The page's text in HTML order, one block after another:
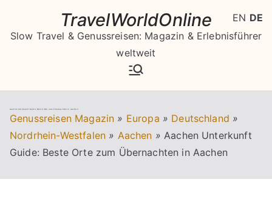
springen
TravelWorldOnline
Slow Travel & Genussreisen: Magazin & Erlebnisführer
weltweit
Aachen Unterkunft Guide: Beste Orte zum Übernachten in Aachen
Genussreisen Magazin » Europa » Deutschland »
Nordrhein-Westfalen » Aachen » Aachen Unterkunft
Guide: Beste Orte zum Übernachten in Aachen
EN DE